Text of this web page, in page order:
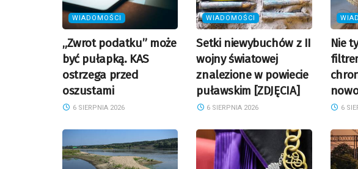
WIADOMOŚCI
„Zwrot podatku” może
być pułapką. KAS
ostrzega przed
oszustami
6 SIERPNIA 2026
WIADOMOŚCI
Setki niewybuchów z II
wojny światowej
znalezione w powiecie
puławskim [ZDJĘCIA]
6 SIERPNIA 2026
Nie
6